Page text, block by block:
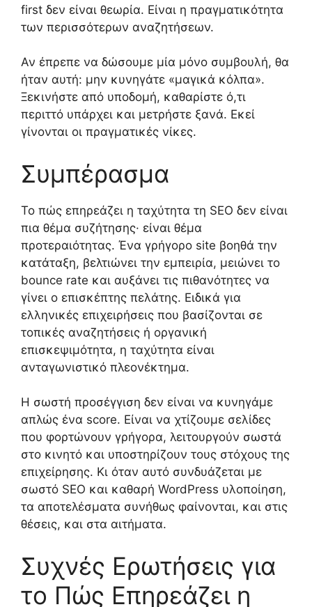
first δεν είναι θεωρία. Είναι η πραγματικότητα
των περισσότερων αναζητήσεων.
Αν έπρεπε να δώσουμε μία μόνο συμβουλή, θα
ήταν αυτή: μην κυνηγάτε «μαγικά κόλπα».
Ξεκινήστε από υποδομή, καθαρίστε ό,τι
περιττό υπάρχει και μετρήστε ξανά. Εκεί
γίνονται οι πραγματικές νίκες.
Συμπέρασμα
Το πώς επηρεάζει η ταχύτητα τη SEO δεν είναι
πια θέμα συζήτησης· είναι θέμα
προτεραιότητας. Ένα γρήγορο site βοηθά την
κατάταξη, βελτιώνει την εμπειρία, μειώνει το
bounce rate και αυξάνει τις πιθανότητες να
γίνει ο επισκέπτης πελάτης. Ειδικά για
ελληνικές επιχειρήσεις που βασίζονται σε
τοπικές αναζητήσεις ή οργανική
επισκεψιμότητα, η ταχύτητα είναι
ανταγωνιστικό πλεονέκτημα.
Η σωστή προσέγγιση δεν είναι να κυνηγάμε
απλώς ένα score. Είναι να χτίζουμε σελίδες
που φορτώνουν γρήγορα, λειτουργούν σωστά
στο κινητό και υποστηρίζουν τους στόχους της
επιχείρησης. Κι όταν αυτό συνδυάζεται με
σωστό SEO και καθαρή WordPress υλοποίηση,
τα αποτελέσματα συνήθως φαίνονται, και στις
θέσεις, και στα αιτήματα.
Συχνές Ερωτήσεις για
το Πώς Επηρεάζει η